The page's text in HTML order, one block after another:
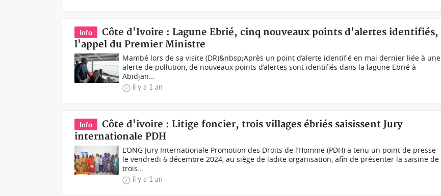
Info
Côte d'Ivoire : Lagune Ebrié, cinq nouveaux points d'alertes identifiés,
l'appel du Premier Ministre
Mambé lors de sa visite (DR)&nbsp;Après un point d’alerte identifié en mai dernier liée à une
alerte de pollution, de nouveaux points d’alertes sont identifiés dans la lagune Ebrié à
Abidjan...
il y a 1 an
Info
Côte d'ivoire : Litige foncier, trois villages ébriés saisissent Jury
internationale PDH
L’ONG Jury Internationale Promotion des Droits de l’Homme (PDH) a tenu un point de presse
le vendredi 6 décembre 2024, au siège de ladite organisation, afin de présenter la saisine de
trois...
il y a 1 an